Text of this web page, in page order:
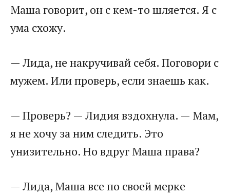
Маша говорит, он с кем-то шляется. Я с
ума схожу.
— Лида, не накручивай себя. Поговори с
мужем. Или проверь, если знаешь как.
— Проверь? — Лидия вздохнула. — Мам,
я не хочу за ним следить. Это
унизительно. Но вдруг Маша права?
— Лида, Маша все по своей мерке